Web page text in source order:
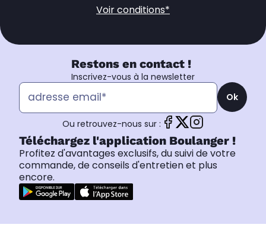
Voir conditions*
Restons en contact !
Inscrivez-vous à la newsletter
Ok
Ou retrouvez-nous sur :
Téléchargez l'application Boulanger !
Profitez d'avantages exclusifs, du suivi de votre
commande, de conseils d'entretien et plus
encore.